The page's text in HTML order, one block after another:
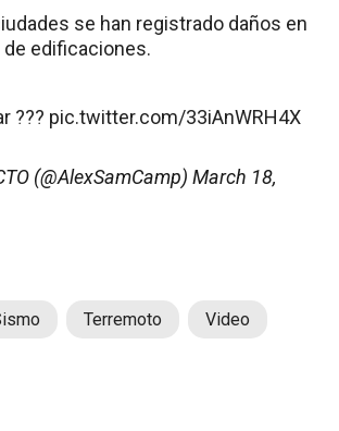
se han registrado daños en
edificaciones.
??? pic.twitter.com/33iAnWRH4X
(@AlexSamCamp) March 18,
Terremoto Video